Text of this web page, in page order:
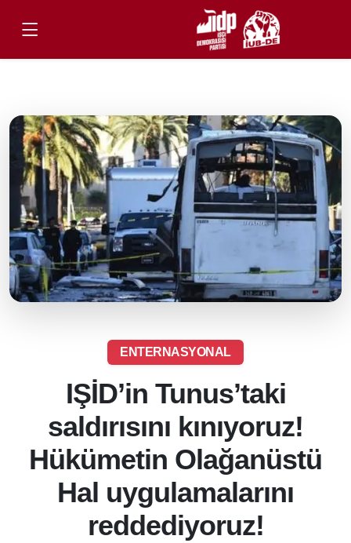
ENTERNASYONAL
IŞİD’in Tunus’taki
saldırısını kınıyoruz!
Hükümetin Olağanüstü
Hal uygulamalarını
reddediyoruz!